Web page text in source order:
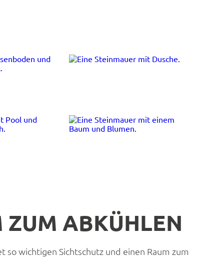
ZUM ABKÜHLEN
wichtigen Sichtschutz und einen Raum zum